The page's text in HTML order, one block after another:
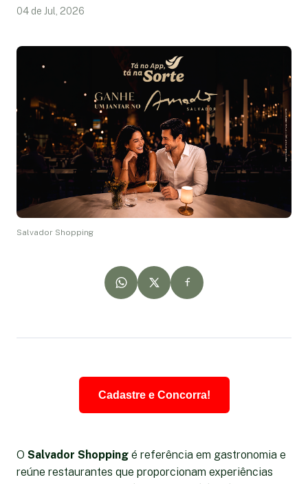
04 de Jul, 2026
Salvador Shopping
Cadastre e Concorra!
O Salvador Shopping é referência em gastronomia e
reúne restaurantes que proporcionam experiências